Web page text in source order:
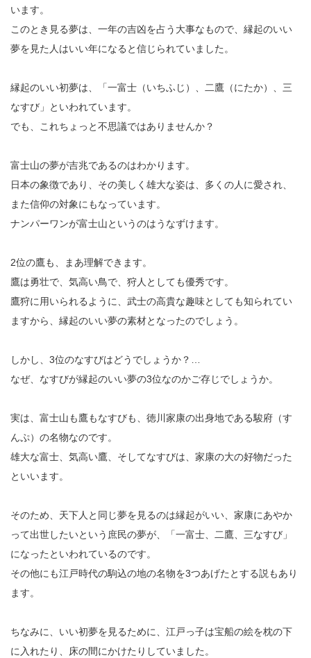
います。
このとき見る夢は、一年の吉凶を占う大事なもので、縁起のいい
夢を見た人はいい年になると信じられていました。
縁起のいい初夢は、「一富士（いちふじ）、二鷹（にたか）、三
なすび」といわれています。
でも、これちょっと不思議ではありませんか？
富士山の夢が吉兆であるのはわかります。
日本の象徴であり、その美しく雄大な姿は、多くの人に愛され、
また信仰の対象にもなっています。
ナンパーワンが富士山というのはうなずけます。
2位の鷹も、まあ理解できます。
鷹は勇壮で、気高い鳥で、狩人としても優秀です。
鷹狩に用いられるように、武士の高貴な趣味としても知られてい
ますから、縁起のいい夢の素材となったのでしょう。
しかし、3位のなすびはどうでしょうか？…
なぜ、なすびが縁起のいい夢の3位なのかご存じでしょうか。
実は、富士山も鷹もなすびも、徳川家康の出身地である駿府（す
んぷ）の名物なのです。
雄大な富士、気高い鷹、そしてなすびは、家康の大の好物だった
といいます。
そのため、天下人と同じ夢を見るのは縁起がいい、家康にあやか
って出世したいという庶民の夢が、「一富士、二鷹、三なすび」
になったといわれているのです。
その他にも江戸時代の駒込の地の名物を3つあげたとする説もあり
ます。
ちなみに、いい初夢を見るために、江戸っ子は宝船の絵を枕の下
に入れたり、床の間にかけたりしていました。